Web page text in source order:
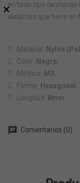
en todo tipo de placas
aislantes que tiene en
Material: Nylon
Color: Negro.
Métrica: M3.
Forma: Hexagonal.
Longitud: 8mm.
chat Comentarios (0)
×